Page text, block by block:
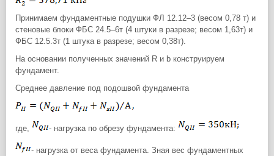
Принимаем фундаментные подушки ФЛ 12.12–3 (весом 0,78 т) и
стеновые блоки ФБС 24.5–6т (4 штуки в разрезе; весом 1,63т) и
ФБС 12.5.3т (1 штука в разрезе; весом 0,38т).
На основании полученных значений R и b конструируем
фундамент.
Среднее давление под подошвой фундамента
где, - нагрузка по обрезу фундамента:
- нагрузка от веса фундамента. Зная вес фундаментных